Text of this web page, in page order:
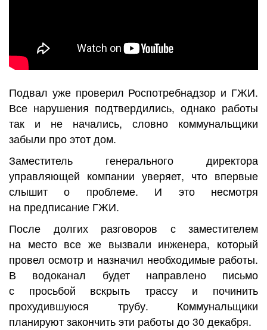
Подвал уже проверил Роспотребнадзор и ГЖИ.
Все нарушения подтвердились, однако работы
так и не начались, словно коммунальщики
забыли про этот дом.
Заместитель генерального директора
управляющей компании уверяет, что впервые
слышит о проблеме. И это несмотря
на предписание ГЖИ.
После долгих разговоров с заместителем
на место все же вызвали инженера, который
провел осмотр и назначил необходимые работы.
В водоканал будет направлено письмо
с просьбой вскрыть трассу и починить
прохудившуюся трубу. Коммунальщики
планируют закончить эти работы до 30 декабря.